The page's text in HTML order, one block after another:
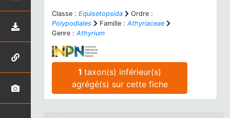
Classe : Equisetopsida
Ordre :
Polypodiales
Famille : Athyriaceae
Genre : Athyrium
1taxon(s) inférieur(s)
agrégé(s) sur cette fiche